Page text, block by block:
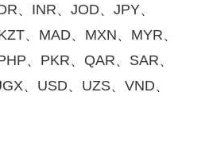
、INR、JOD、JPY、
、MAD、MXN、MYR、
、PKR、QAR、SAR、
、USD、UZS、VND、